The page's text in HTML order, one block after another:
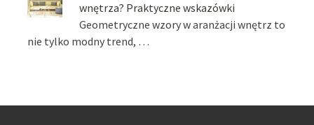
wnętrza? Praktyczne wskazówki
Geometryczne wzory w aranżacji wnętrz to
nie tylko modny trend, …